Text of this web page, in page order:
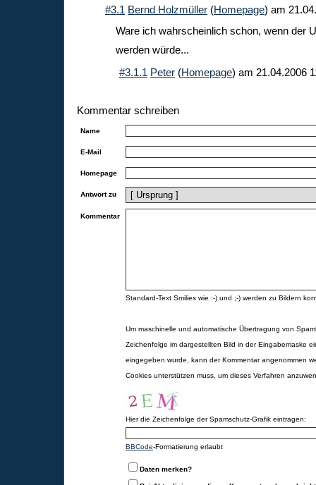
#3.1 Bernd Holzmüller (Homepage) am
Ware ich wahrscheinlich schon, wenn der
werden würde...
#3.1.1 Peter (Homepage) am 21.04.2006
Kommentar schreiben
Name
E-Mail
Homepage
Antwort zu
Kommentar
Standard-Text Smilies wie :-) und ;-) werden zu Bildern
Um maschinelle und automatische Übertragung von
Zeichenfolge im dargestellten Bild in der Eingabemaske
eingegeben wurde, kann der Kommentar angenommen
Cookies unterstützen muss, um dieses Verfahren
Hier die Zeichenfolge der Spamschutz-Grafik eintragen:
BBCode-Formatierung erlaubt
Daten merken?